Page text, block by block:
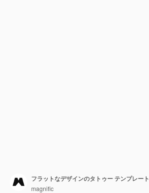
フラットなデザインのタトゥー テンプレート
magnific